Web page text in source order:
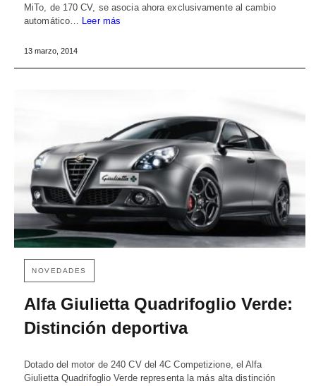
MiTo, de 170 CV, se asocia ahora exclusivamente al cambio
automático…
Leer más
13 marzo, 2014
NOVEDADES
Alfa Giulietta Quadrifoglio Verde:
Distinción deportiva
Dotado del motor de 240 CV del 4C Competizione, el Alfa
Giulietta Quadrifoglio Verde representa la más alta distinción